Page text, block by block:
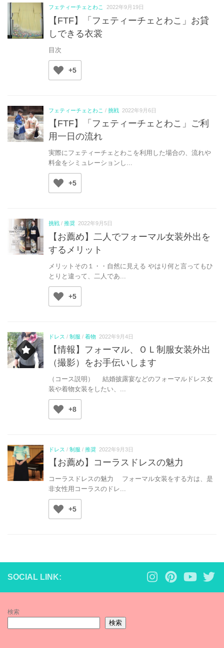
フェティーチェとわこ 2022年9月19日
【FTF】「フェティーチェとわこ」お貸
しできる衣裳
目次
+5
フェティーチェとわこ / 挑戦 2022年9月6日
【FTF】「フェティーチェとわこ」ご利
用一日の流れ
実際にフェティーチェとわこを利用した場合の、流れや
料金をシミュレーションし...
+5
挑戦 / 推奨 2022年9月5日
【お薦め】二人でフォーマル女装外出を
するメリット
メリットその１・・自然に見える やはり何と言ってもひ
とりと違って、二人であ...
+5
ドレス / 制服 / 着物 2022年9月4日
【情報】フォーマル、ＯＬ制服女装外出
（撮影）をお手伝いします
（コース説明） 結婚披露宴などのフォーマルドレス女
装や着物女装をしたい、...
+8
ドレス / 制服 / 推奨 2022年9月3日
【お薦め】コーラスドレスの魅力
コーラスドレスの魅力 フォーマル女装をする方は、是
非女性用コーラスのドレ...
+5
SOCIAL LINK:
検索
検索